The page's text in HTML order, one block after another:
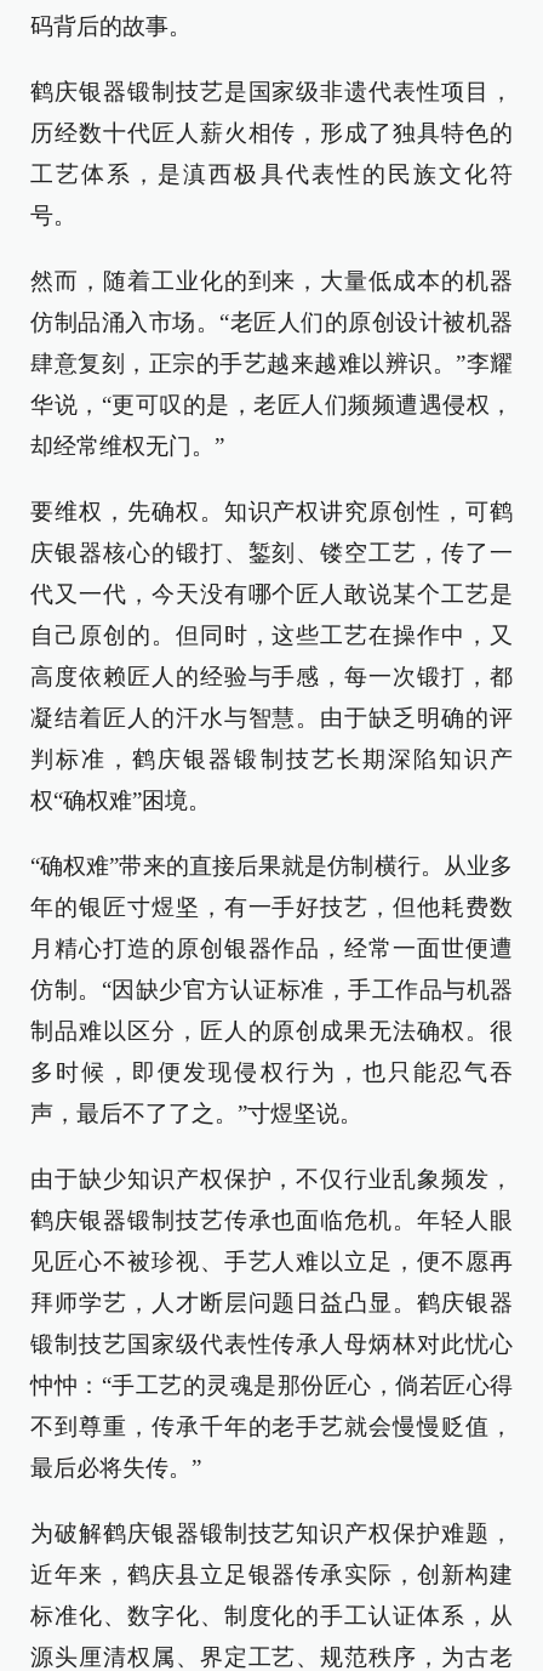
码背后的故事。
鹤庆银器锻制技艺是国家级非遗代表性项目，
历经数十代匠人薪火相传，形成了独具特色的
工艺体系，是滇西极具代表性的民族文化符
号。
然而，随着工业化的到来，大量低成本的机器
仿制品涌入市场。“老匠人们的原创设计被机器
肆意复刻，正宗的手艺越来越难以辨识。”李耀
华说，“更可叹的是，老匠人们频频遭遇侵权，
却经常维权无门。”
要维权，先确权。知识产权讲究原创性，可鹤
庆银器核心的锻打、錾刻、镂空工艺，传了一
代又一代，今天没有哪个匠人敢说某个工艺是
自己原创的。但同时，这些工艺在操作中，又
高度依赖匠人的经验与手感，每一次锻打，都
凝结着匠人的汗水与智慧。由于缺乏明确的评
判标准，鹤庆银器锻制技艺长期深陷知识产
权“确权难”困境。
“确权难”带来的直接后果就是仿制横行。从业多
年的银匠寸煜坚，有一手好技艺，但他耗费数
月精心打造的原创银器作品，经常一面世便遭
仿制。“因缺少官方认证标准，手工作品与机器
制品难以区分，匠人的原创成果无法确权。很
多时候，即便发现侵权行为，也只能忍气吞
声，最后不了了之。”寸煜坚说。
由于缺少知识产权保护，不仅行业乱象频发，
鹤庆银器锻制技艺传承也面临危机。年轻人眼
见匠心不被珍视、手艺人难以立足，便不愿再
拜师学艺，人才断层问题日益凸显。鹤庆银器
锻制技艺国家级代表性传承人母炳林对此忧心
忡忡：“手工艺的灵魂是那份匠心，倘若匠心得
不到尊重，传承千年的老手艺就会慢慢贬值，
最后必将失传。”
为破解鹤庆银器锻制技艺知识产权保护难题，
近年来，鹤庆县立足银器传承实际，创新构建
标准化、数字化、制度化的手工认证体系，从
源头厘清权属、界定工艺、规范秩序，为古老